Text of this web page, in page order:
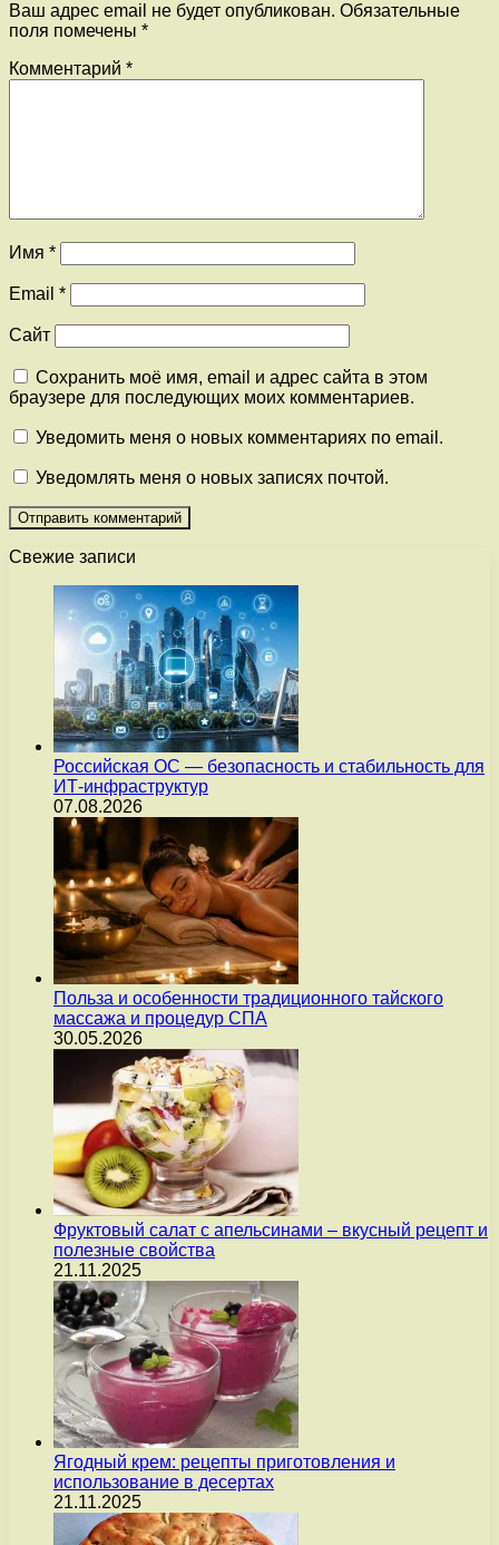
Ваш адрес email не будет опубликован. Обязательные
поля помечены *
Комментарий *
Имя *
Email *
Сайт
Сохранить моё имя, email и адрес сайта в этом
браузере для последующих моих комментариев.
Уведомить меня о новых комментариях по email.
Уведомлять меня о новых записях почтой.
Свежие записи
Российская ОС — безопасность и стабильность для
ИТ-инфраструктур
07.08.2026
Польза и особенности традиционного тайского
массажа и процедур СПА
30.05.2026
Фруктовый салат с апельсинами – вкусный рецепт и
полезные свойства
21.11.2025
Ягодный крем: рецепты приготовления и
использование в десертах
21.11.2025